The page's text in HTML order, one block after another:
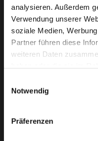
analysieren. Außerdem
Verwendung unserer
soziale Medien,
Partner führen diese
weiteren Daten
Notwendig
Präferenzen
Städt. Berufsschule